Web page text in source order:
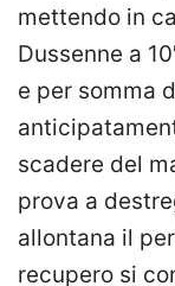
mettendo in
Dussenne a
e per somma
scadere del
prova a
allontana il
recupero si